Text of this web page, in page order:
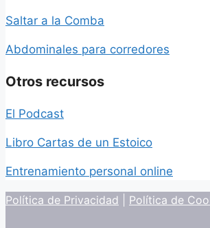
Saltar a la Comba
Abdominales para corredores
Otros recursos
El Podcast
Libro Cartas de un Estoico
Entrenamiento personal online
Política de Privacidad Política de